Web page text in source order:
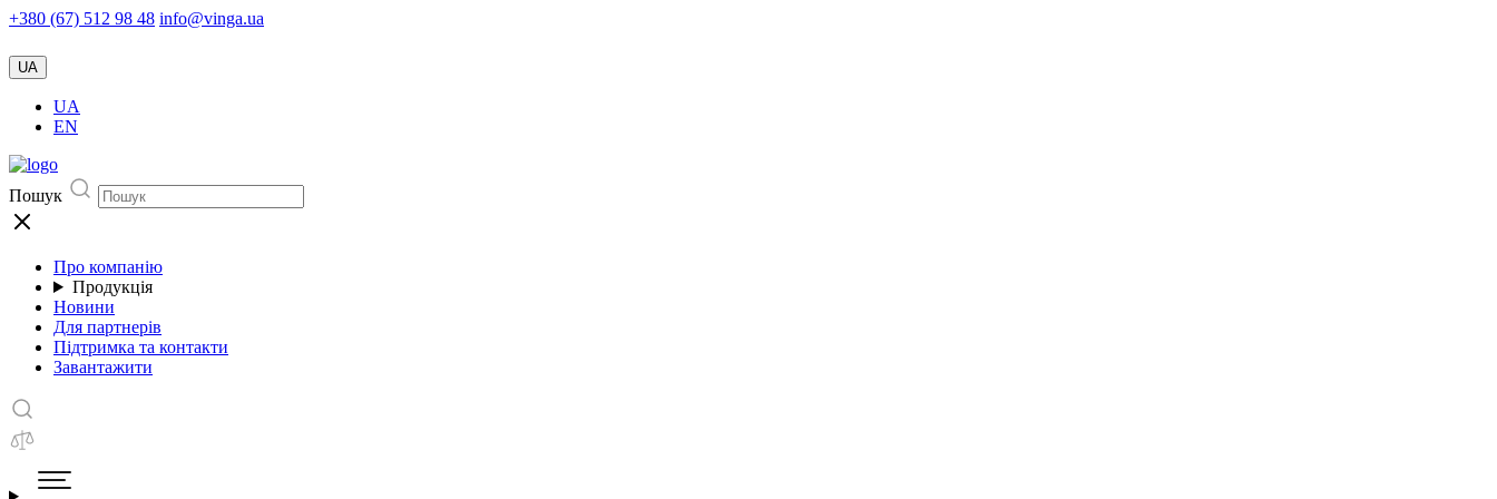
+380 (67) 512 98 48 info@vinga.ua
UA
UA
EN
Пошук
Про компанію
Продукція
Новини
Для партнерів
Підтримка та контакти
Завантажити